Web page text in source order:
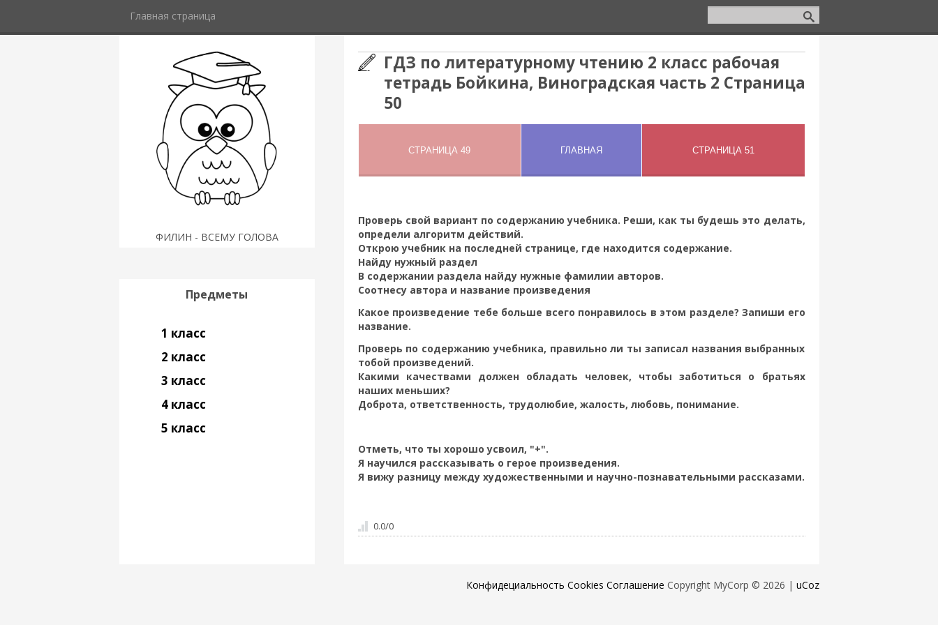
Главная страница
ФИЛИН - ВСЕМУ ГОЛОВА
ГДЗ по литературному чтению 2 класс рабочая
тетрадь Бойкина, Виноградская часть 2 Страница
50
Проверь свой вариант по содержанию учебника. Реши, как ты будешь это делать,
определи алгоритм действий.
Открою учебник на последней странице, где находится содержание.
Найду нужный раздел
В содержании раздела найду нужные фамилии авторов.
Соотнесу автора и название произведения
Какое произведение тебе больше всего понравилось в этом разделе? Запиши его
название.
Проверь по содержанию учебника, правильно ли ты записал названия выбранных
тобой произведений.
Какими качествами должен обладать человек, чтобы заботиться о братьях
наших меньших?
Доброта, ответственность, трудолюбие, жалость, любовь, понимание.
Отметь, что ты хорошо усвоил, "+".
Я научился рассказывать о герое произведения.
Я вижу разницу между художественными и научно-познавательными рассказами.
0.0/0
Предметы
1 класс
2 класс
3 класс
4 класс
5 класс
Конфидециальность Cookies Соглашение Copyright MyCorp © 2026 | uCoz